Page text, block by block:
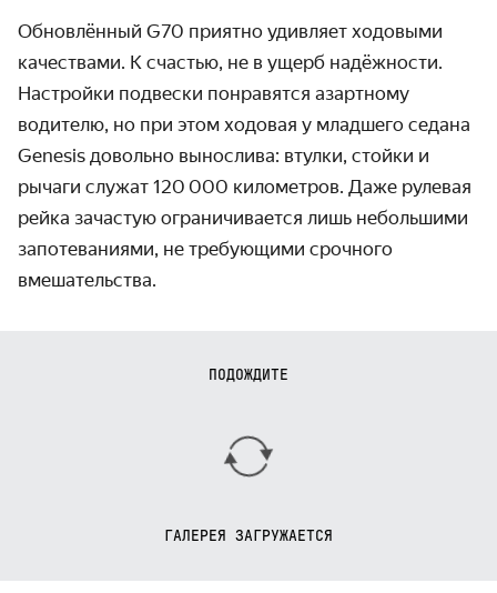
Обновлённый G70 приятно удивляет ходовыми
качествами. К счастью, не в ущерб надёжности.
Настройки подвески понравятся азартному
водителю, но при этом ходовая у младшего седана
Genesis довольно вынослива: втулки, стойки и
рычаги служат 120 000 километров. Даже рулевая
рейка зачастую ограничивается лишь небольшими
запотеваниями, не требующими срочного
вмешательства.
ПОДОЖДИТЕ
ГАЛЕРЕЯ ЗАГРУЖАЕТСЯ